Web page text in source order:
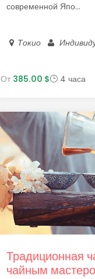
современной Япо...
Токио
От 385.00 $ 4 часа
Традиционная
чайным